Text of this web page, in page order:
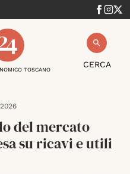
CERCA
TOSCANO
del mercato
su ricavi e utili